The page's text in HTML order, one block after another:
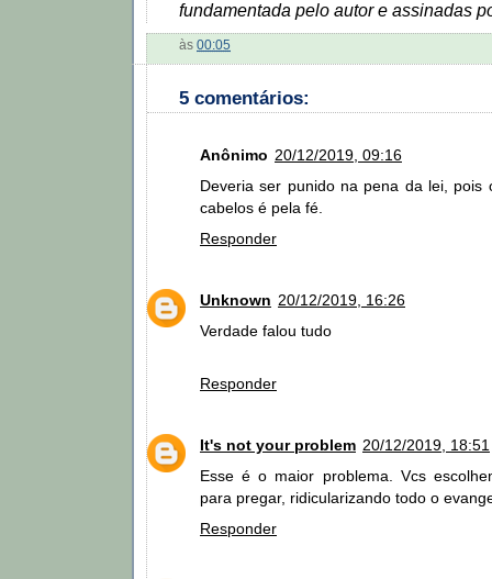
fundamentada pelo autor e assinadas
às 00:05
5 comentários:
Anônimo 20/12/2019, 09:16
Deveria ser punido na pena da lei, pois
cabelos é pela fé.
Responder
Unknown 20/12/2019, 16:26
Verdade falou tudo
Responder
It's not your problem 20/12/2019, 18:51
Esse é o maior problema. Vcs
para pregar, ridicularizando todo o
Responder